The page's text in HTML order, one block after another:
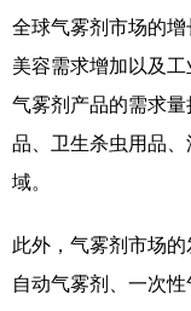
全球气雾剂市场的增
美容需求增加以及
气雾剂产品的需求
品、卫生杀虫用品
域。
此外，气雾剂市场
自动气雾剂
、一次性